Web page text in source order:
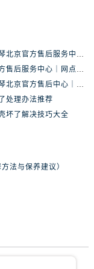
亲身探访浪琴北京官方售后服务中心｜最新网点地址及热线（2026年6月最新）
北京浪琴官方售后服务中心｜网点地址及热线权威信息公示（2026年6月最新）
亲身探访浪琴北京官方售后中心｜地址报修全流程真实经历（2026年6月最新）
处理办法推荐
坏了解决技巧大全
法与保养建议）